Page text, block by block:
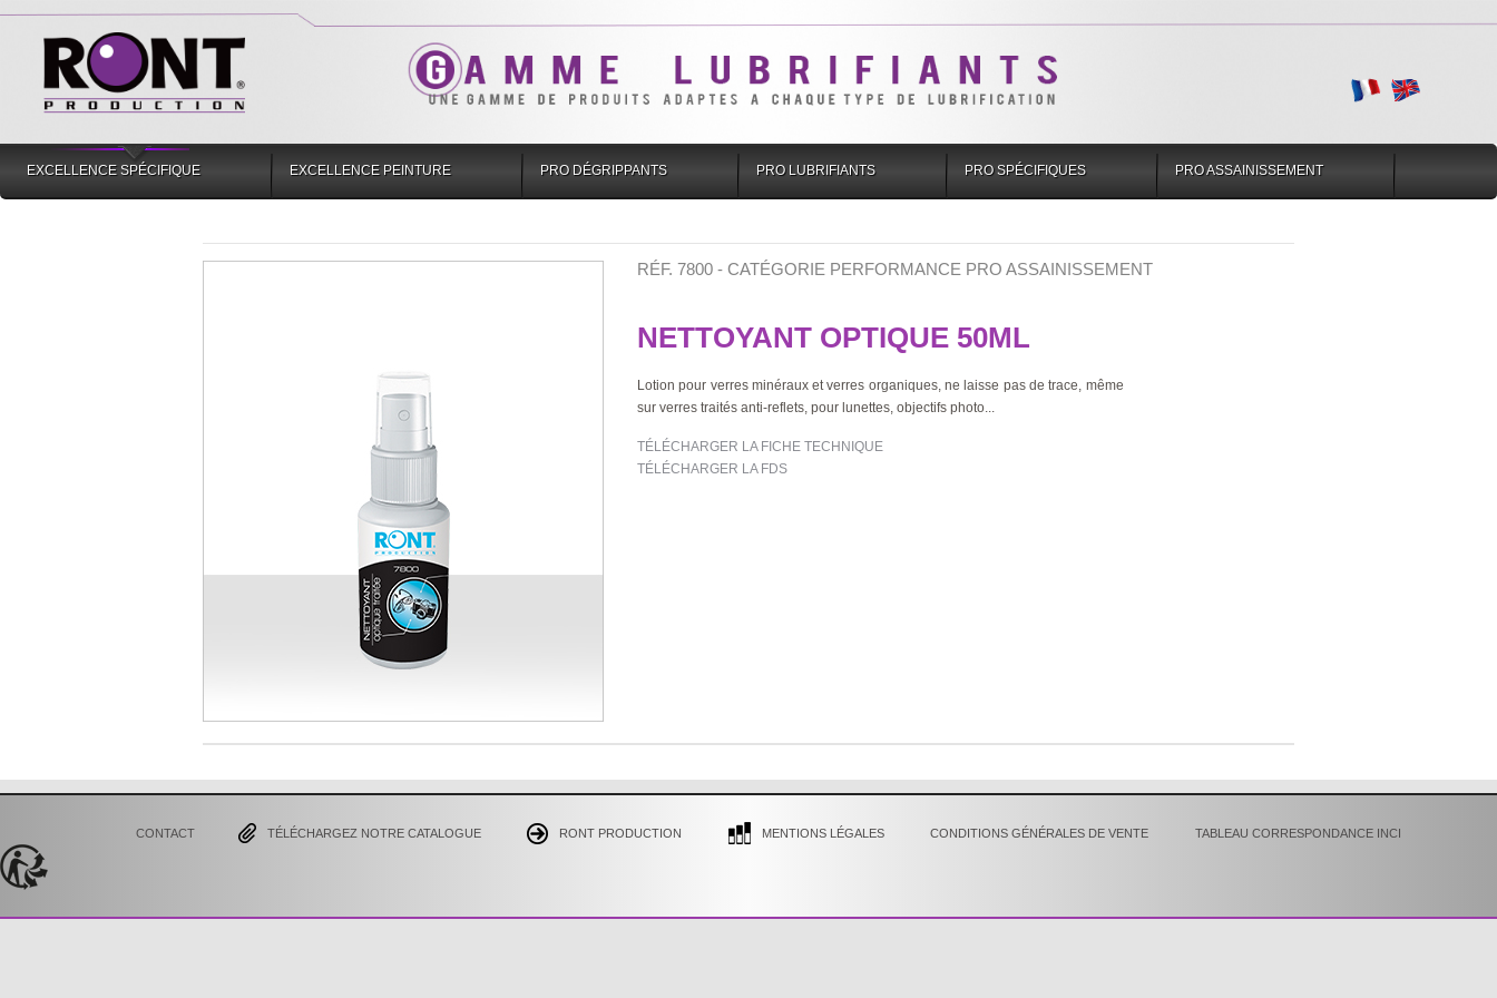
EXCELLENCE SPÉCIFIQUE EXCELLENCE PEINTURE PRO DÉGRIPPANTS PRO LUBRIFIANTS PRO SPÉCIFIQUES PRO ASSAINISSEMENT
RÉF. 7800 - CATÉGORIE PERFORMANCE PRO ASSAINISSEMENT
NETTOYANT OPTIQUE 50ML
Lotion pour verres minéraux et verres organiques, ne laisse pas de trace, même
sur verres traités anti-reflets, pour lunettes, objectifs photo...
TÉLÉCHARGER LA FICHE TECHNIQUE
TÉLÉCHARGER LA FDS
CONTACT TÉLÉCHARGEZ NOTRE CATALOGUE RONT PRODUCTION MENTIONS LÉGALES CONDITIONS GÉNÉRALES DE VENTE TABLEAU CORRESPONDANCE INCI